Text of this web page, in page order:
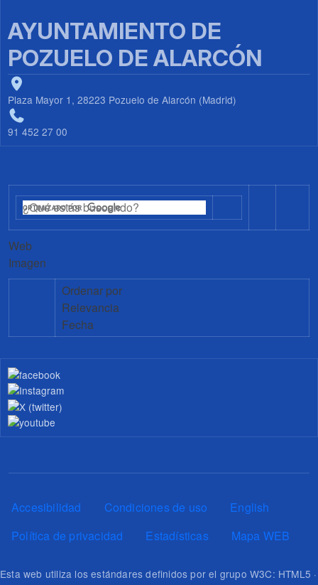
AYUNTAMIENTO DE
POZUELO DE ALARCÓN
Plaza Mayor 1, 28223 Pozuelo de Alarcón (Madrid)
91 452 27 00
Web
Imagen
Ordenar por
Relevancia
Fecha
Pie de página
Accesibilidad Condiciones de uso
English
Política de privacidad
Estadísticas Mapa WEB
Esta web utiliza los estándares definidos por el grupo W3C: HTML5 ·